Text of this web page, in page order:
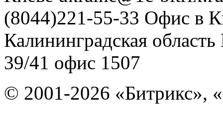
(8044)221-55-33 Офис в
Калининградская область
39/41 офис 1507
© 2001-2026 «Битрикс»,